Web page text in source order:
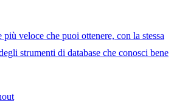
veloce che puoi ottenere, con la stessa
strumenti di database che conosci bene